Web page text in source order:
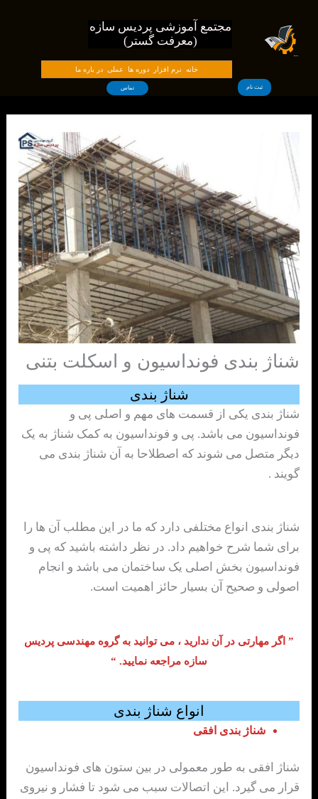
محتوا
مجتمع آموزشی پردیس سازه
(معرفت گستر)
خانه نرم افزار دوره ها عملی در باره ما
ثبت نام تماس
شناژ بندی فونداسیون و اسکلت بتنی
شناژ بندی
شناژ بندی یکی از قسمت های مهم و اصلی پی و
فونداسیون می باشد. پی و فونداسیون به کمک شناژ به یک
دیگر متصل می شوند که اصطلاحا به آن شناژ بندی می
گویند .
شناژ بندی انواع مختلفی دارد که ما در این مطلب آن ها را
برای شما شرح خواهیم داد. در نظر داشته باشید که پی و
فونداسیون بخش اصلی یک ساختمان می باشد و انجام
اصولی و صحیح آن بسیار حائز اهمیت است.
” اگر مهارتی در آن ندارید ، می توانید به گروه مهندسی پردیس
سازه مراجعه نمایید. “
انواع شناژ بندی
شناژ بندی افقی
شناژ افقی به طور معمولی در بین ستون های فونداسیون
قرار می گیرد. این اتصالات سبب می شود تا فشار و نیروی